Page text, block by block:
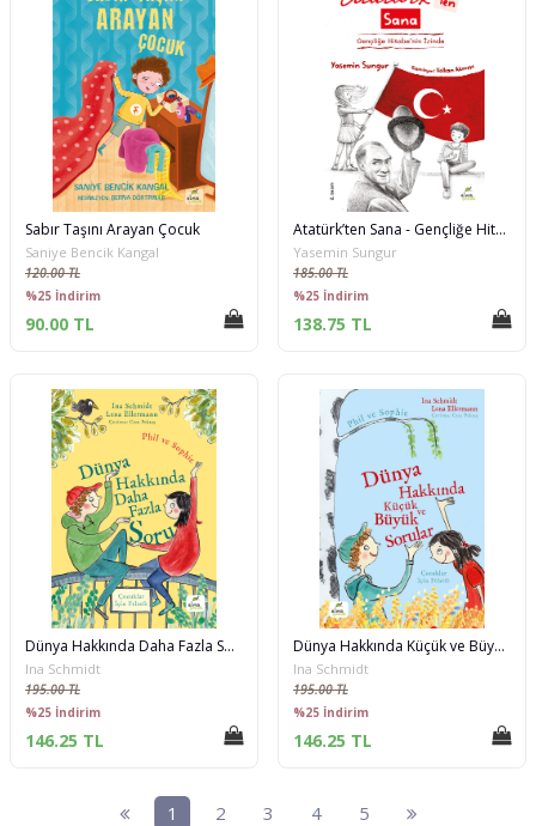
Sabır Taşını Arayan Çocuk
Saniye Bencik Kangal
120.00 TL
%25 İndirim
90.00 TL
Atatürk’ten Sana - Gençliğe Hitabe’nin İzinde
Yasemin Sungur
185.00 TL
%25 İndirim
138.75 TL
Dünya Hakkında Daha Fazla Soru - Phil ve Sophie
Ina Schmidt
195.00 TL
%25 İndirim
146.25 TL
Dünya Hakkında Küçük ve Büyük Sorular - Phil ve Sophie
Ina Schmidt
195.00 TL
%25 İndirim
146.25 TL
1 2 3 4 5